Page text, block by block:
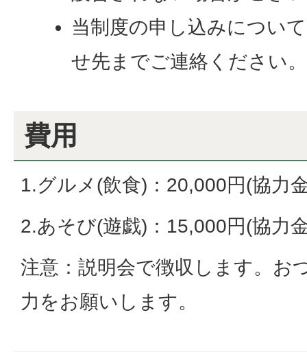
当制度の申し込みについ
せ先までご連絡ください。
費用
1.グルメ(飲食)：20,000円(協力
2.あそび(遊戯)：15,000円(協力
注意：説明会で徴収します。お
力をお願いします。